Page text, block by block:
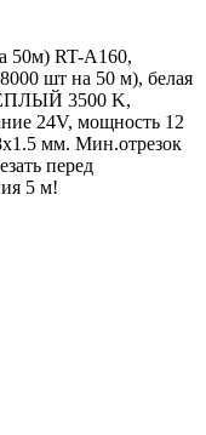
50м) RT-A160,
шт на 50 м), белая
3500 K,
24V, мощность 12
мм. Мин.отрезок
перед
5 м!